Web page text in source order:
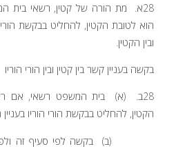
28א. מת הורה של קטין, רשאי
הוא לטובת הקטין, להחליט בבקשת
ובין הקטין.
בקשה בעניין קשר בין קטין ובין הורי הוריו
28ב. (א) בית המשפט רשאי, אם
הקטין, להחליט בבקשת הורי הוריו